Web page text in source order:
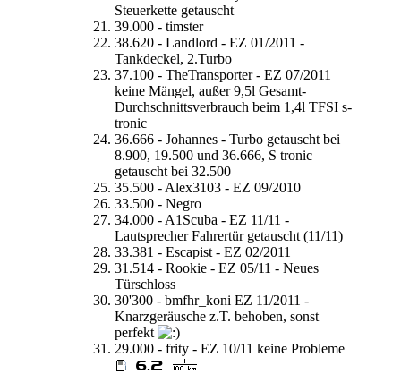
Steuerkette getauscht
39.000 - timster
38.620 - Landlord - EZ 01/2011 -
Tankdeckel, 2.Turbo
37.100 - TheTransporter - EZ 07/2011
keine Mängel, außer 9,5l Gesamt-
Durchschnittsverbrauch beim 1,4l TFSI s-
tronic
36.666 - Johannes - Turbo getauscht bei
8.900, 19.500 und 36.666, S tronic
getauscht bei 32.500
35.500 - Alex3103 - EZ 09/2010
33.500 - Negro
34.000 - A1Scuba - EZ 11/11 -
Lautsprecher Fahrertür getauscht (11/11)
33.381 - Escapist - EZ 02/2011
31.514 - Rookie - EZ 05/11 - Neues
Türschloss
30'300 - bmfhr_koni EZ 11/2011 -
Knarzgeräusche z.T. behoben, sonst
perfekt
29.000 - frity - EZ 10/11 keine Probleme